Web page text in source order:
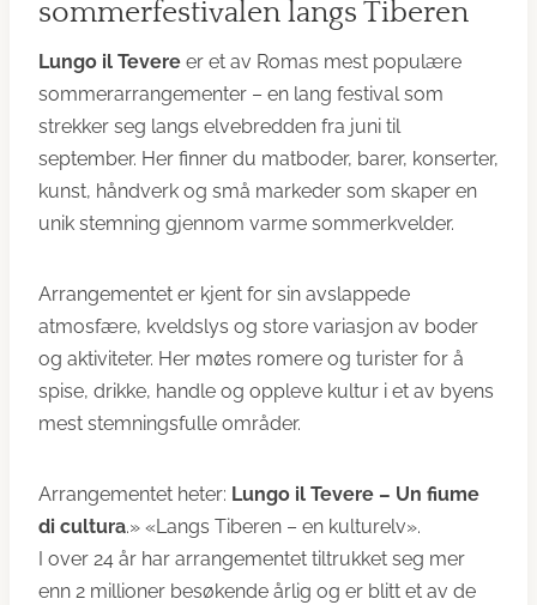
sommerfestivalen langs Tiberen
Lungo il Tevere er et av Romas mest populære
sommerarrangementer – en lang festival som
strekker seg langs elvebredden fra juni til
september. Her finner du matboder, barer, konserter,
kunst, håndverk og små markeder som skaper en
unik stemning gjennom varme sommerkvelder.
Arrangementet er kjent for sin avslappede
atmosfære, kveldslys og store variasjon av boder
og aktiviteter. Her møtes romere og turister for å
spise, drikke, handle og oppleve kultur i et av byens
mest stemningsfulle områder.
Arrangementet heter: Lungo il Tevere – Un fiume
di cultura.» «Langs Tiberen – en kulturelv».
I over 24 år har arrangementet tiltrukket seg mer
enn 2 millioner besøkende årlig og er blitt et av de